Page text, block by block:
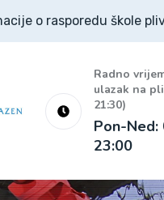
o rasporedu škole
Radno
ulazak na
21:30)
Pon-Ned:
23:00